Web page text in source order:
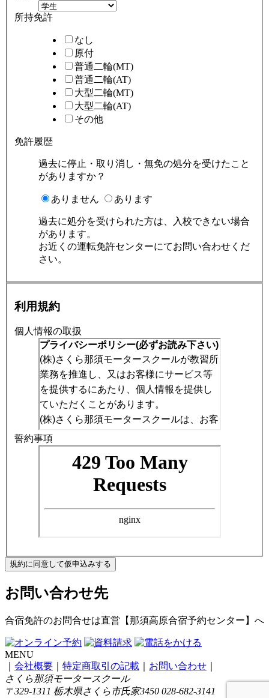
所持免許
なし
原付
普通二輪(MT)
普通二輪(AT)
大型二輪(MT)
大型二輪(AT)
その他
免許履歴
過去に停止・取り消し・無免の処分を受けたこと
がありますか？
ありません あります
過去に処分を受けられた方は、入校できない場合
があります。
お近くの運転免許センターにてお問い合わせくだ
さい。
利用規約
個人情報の取扱
誓約事項
規約に同意して仮申込みする
お問い合わせ先
合宿免許のお問合せは直営【那須高原合宿予約センター】 へ
MENU
会社概要 特定商取引の記載 お問い合わせ
さくら那須モータースクール
〒329-1311 栃木県さくら市氏家3450 028-682-3141